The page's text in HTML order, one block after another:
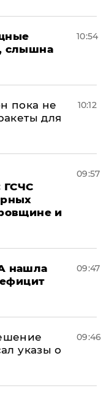
слышна
10:54
пока не
для
10:12
ГСЧС
и
09:57
нашла
09:47
указы о
09:46